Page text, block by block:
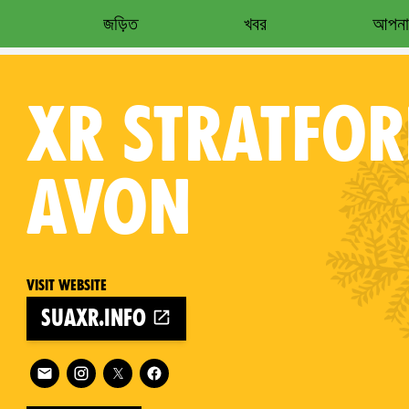
জড়িত খবর
XR
AVON
Visit website
suaxr.info
Follow XR Stratford-upon-Avon on